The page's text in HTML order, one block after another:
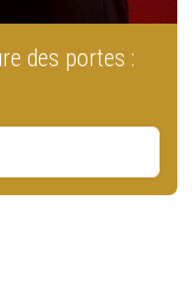
des portes :